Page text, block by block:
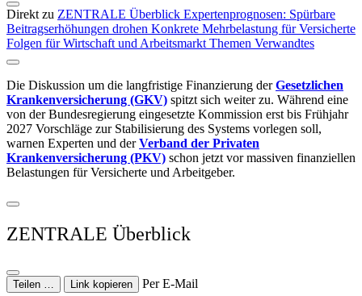
Direkt zu ZENTRALE Überblick Expertenprognosen: Spürbare
Beitragserhöhungen drohen Konkrete Mehrbelastung für Versicherte
Folgen für Wirtschaft und Arbeitsmarkt Themen Verwandtes
Die Diskussion um die langfristige Finanzierung derGesetzlichen
Krankenversicherung (GKV) spitzt sich weiter zu. Während eine
von der Bundesregierung eingesetzte Kommission erst bis Frühjahr
2027 Vorschläge zur Stabilisierung des Systems vorlegen soll,
warnen Experten und derVerband der Privaten
Krankenversicherung (PKV) schon jetzt vor massiven finanziellen
Belastungen für Versicherte und Arbeitgeber.
ZENTRALE Überblick
Teilen … Link kopieren Per E-Mail